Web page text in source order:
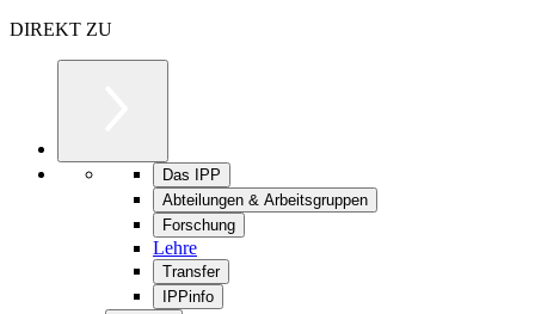
DIREKT ZU
Das IPP
Abteilungen & Arbeitsgruppen
Forschung
Lehre
Transfer
IPPinfo